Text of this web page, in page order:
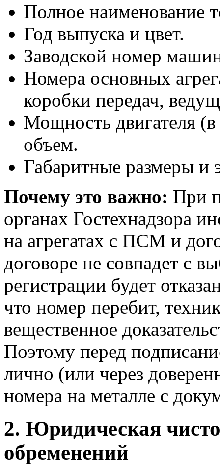
Полное наименование
Год выпуска и цвет.
Заводской номер
Номера основных
коробки передач,
Мощность двигателя
объем.
Габаритные размеры и
Почему это важно: При
органах Гостехнадзора
на агрегатах с ПСМ и
договоре не совпадет с
регистрации будет
что номер перебит,
вещественное
Поэтому перед
лично (или через
номера на металле с
2. Юридическая
обременений